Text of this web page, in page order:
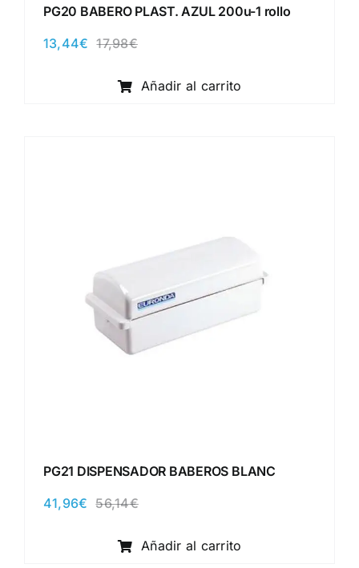
PG20 BABERO PLAST. AZUL 200u-1 rollo
17,98€El
original
era:
13,44€
El
actual
es:
Añadir al carrito
PG21 DISPENSADOR BABEROS BLANC
56,14€El
original
era:
41,96€
El
actual
es:
Añadir al carrito